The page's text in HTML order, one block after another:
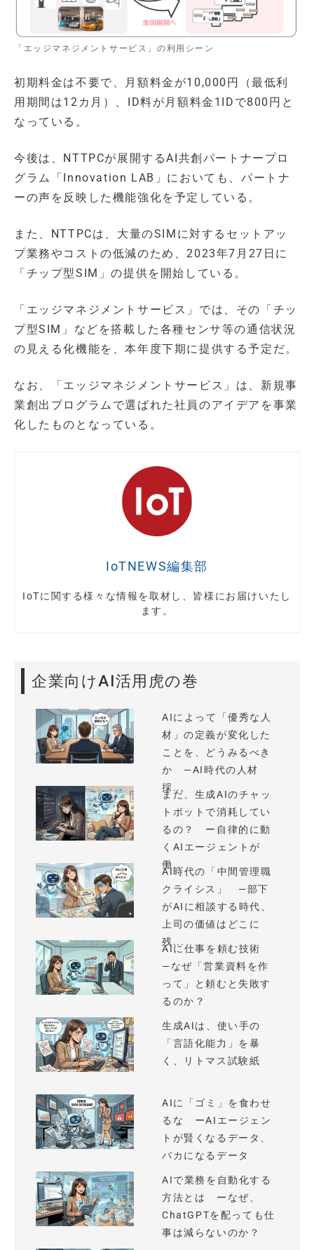
「エッジマネジメントサービス」の利用シーン
初期料金は不要で、月額料金が10,000円（最低利
用期間は12カ月）、ID料が月額料金1IDで800円と
なっている。
今後は、NTTPCが展開するAI共創パートナープロ
グラム「Innovation LAB」においても、パートナ
ーの声を反映した機能強化を予定している。
また、NTTPCは、大量のSIMに対するセットアッ
プ業務やコストの低減のため、2023年7月27日に
「チップ型SIM」の提供を開始している。
「エッジマネジメントサービス」では、その「チッ
プ型SIM」などを搭載した各種センサ等の通信状況
の見える化機能を、本年度下期に提供する予定だ。
なお、「エッジマネジメントサービス」は、新規事
業創出プログラムで選ばれた社員のアイデアを事業
化したものとなっている。
IoTNEWS編集部
IoTに関する様々な情報を取材し、皆様にお届けいたし
ます。
企業向けAI活用虎の巻
AIによって「優秀な人
材」の定義が変化した
ことを、どうみるべき
か —AI時代の人材
採...
まだ、生成AIのチャッ
トボットで消耗してい
るの？ ー自律的に動
くAIエージェントが
働...
AI時代の「中間管理職
クライシス」 —部下
がAIに相談する時代、
上司の価値はどこに
残...
AIに仕事を頼む技術
—なぜ「営業資料を作
って」と頼むと失敗す
るのか？
生成AIは、使い手の
「言語化能力」を暴
く、リトマス試験紙
AIに「ゴミ」を食わせ
るな ーAIエージェン
トが賢くなるデータ、
バカになるデータ
AIで業務を自動化する
方法とは ーなぜ、
ChatGPTを配っても仕
事は減らないのか？